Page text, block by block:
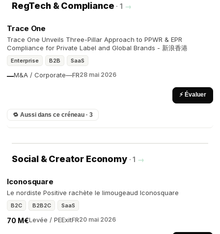
RegTech & Compliance · 1 →
Trace One
Trace One Unveils Three-Pillar Approach to PPWR & EPR
Compliance for Private Label and Global Brands - 新浪香港
Enterprise B2B SaaS
M&A / Corporate
— —FR28 mai 2026
⚡ Évaluer
🔁 Aussi dans ce créneau · 3
Social & Creator Economy · 1 →
Iconosquare
Le nordiste Positive rachète le limougeaud Iconosquare
B2C B2B2C SaaS
Levée / PE
70 M€ ExitFR20 mai 2026